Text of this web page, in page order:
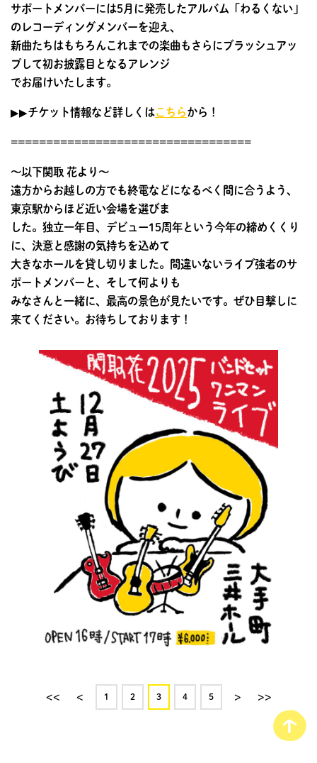
サポートメンバーには5月に発売したアルバム「わるくない」
のレコーディングメンバーを迎え、
新曲たちはもちろんこれまでの楽曲もさらにブラッシュアッ
プして初お披露目となるアレンジ
でお届けいたします。
▶︎▶︎チケット情報など詳しくはこちらから！
==================================
〜以下関取 花より〜
遠方からお越しの方でも終電などになるべく間に合うよう、
東京駅からほど近い会場を選びま
した。独立一年目、デビュー15周年という今年の締めくくり
に、決意と感謝の気持ちを込めて
大きなホールを貸し切りました。間違いないライブ強者のサ
ポートメンバーと、そして何よりも
みなさんと一緒に、最高の景色が見たいです。ぜひ目撃しに
来てください。お待ちしております！
<< < 1 2 3 4 5 > >>